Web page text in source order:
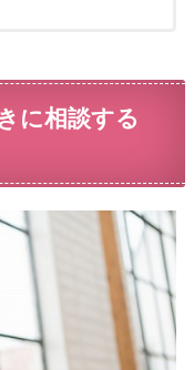
に相談する